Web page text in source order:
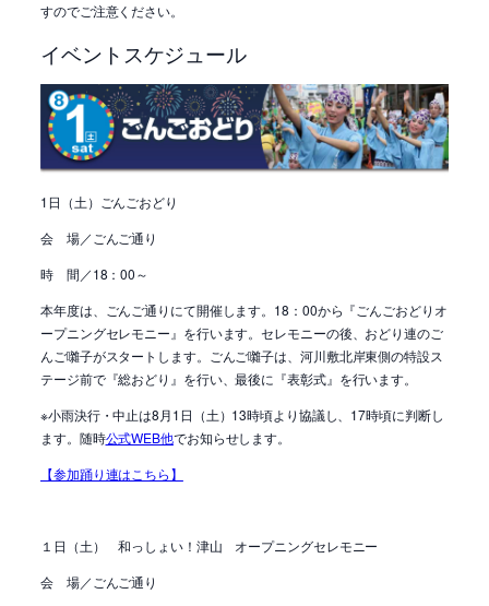
すのでご注意ください。
イベントスケジュール
1日（土）ごんごおどり
会 場／ごんご通り
時 間／18：00～
本年度は、ごんご通りにて開催します。18：00から『ごんごおどりオ
ープニングセレモニー』を行います。セレモニーの後、おどり連のご
んご囃子がスタートします。ごんご囃子は、河川敷北岸東側の特設ス
テージ前で『総おどり』を行い、最後に『表彰式』を行います。
※小雨決行・中止は8月1日（土）13時頃より協議し、17時頃に判断し
ます。随時公式WEB他でお知らせします。
【参加踊り連はこちら】
１日（土） 和っしょい！津山 オープニングセレモニー
会 場／ごんご通り